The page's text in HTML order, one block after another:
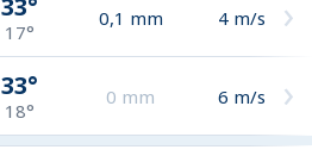
33°
17°
0,1 mm 4 m/s
33°
18°
0 mm 6 m/s